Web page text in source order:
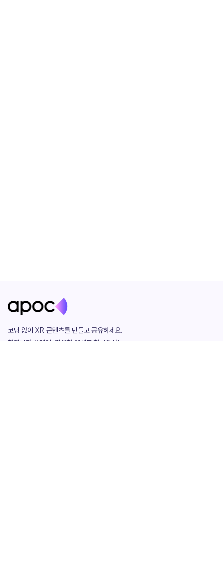
코딩 없이 XR 콘텐츠를 만들고 공유하세요.
창작부터 플레이, 필요한 애셋도 한곳에서!